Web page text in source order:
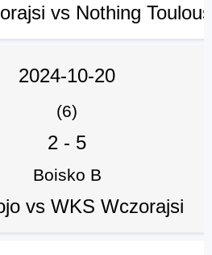
vs Nothing
2024-10-20
(6)
2 - 5
Boisko B
vs WKS Wczorajsi